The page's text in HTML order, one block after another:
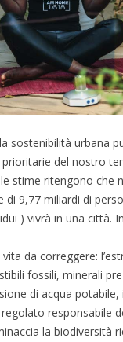
sostenibilità urbana
del nostro
stime ritengono che
di 9,77 miliardi di
) vivrà in una città.
da correggere:
fossili, minerali
di acqua
responsabile
la biodiversità